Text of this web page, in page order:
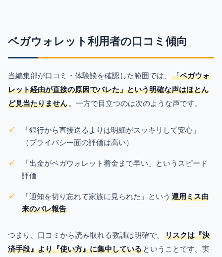
ベガウォレット利用者の口コミ傾向
当編集部が口コミ・体験談を確認した範囲では、 「ベガウォ
レット経由が直接の原因でバレた」という明確な声はほとん
ど見当たりません。一方で目立つのは次のような声です。
「銀行から直接送るよりは明細がスッキリして安心」
（プライバシー面の評価は高い）
「出金がベガウォレット着金まで早い」というスピード
評価
「通知を切り忘れて家族に見られた」という 運用ミス由
来のバレ報告
つまり、口コミから読み取れる教訓は明確で、 リスクは『決
済手段』より『使い方』に集中している ということです。実